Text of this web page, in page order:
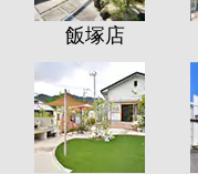
飯塚店